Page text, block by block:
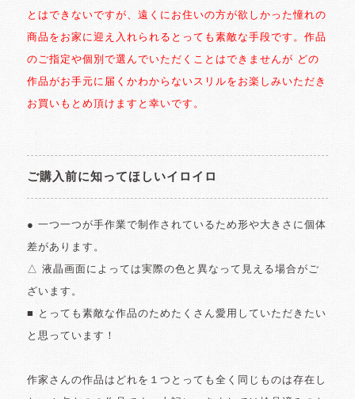
とはできないですが、遠くにお住いの方が欲しかった憧れの
商品をお家に迎え入れられるとっても素敵な手段です。作品
のご指定や個別で選んでいただくことはできませんが どの
作品がお手元に届くかわからないスリルをお楽しみいただき
お買いもとめ頂けますと幸いです。
ご購入前に知ってほしいイロイロ
● 一つ一つが手作業で制作されているため形や大きさに個体
差があります。
△ 液晶画面によっては実際の色と異なって見える場合がご
ざいます。
■ とっても素敵な作品のためたくさん愛用していただきたい
と思っています！
作家さんの作品はどれを１つとっても全く同じものは存在し